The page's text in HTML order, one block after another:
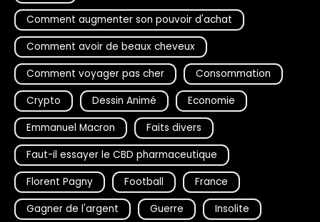
Comment augmenter son pouvoir d'achat
Comment avoir de beaux cheveux
Comment voyager pas cher
Consommation
Crypto
Dessin Animé
Economie
Emmanuel Macron
Faits divers
Faut-il essayer le CBD pharmaceutique
Florent Pagny
Football
France
Gagner de l'argent
Guerre
Insolite